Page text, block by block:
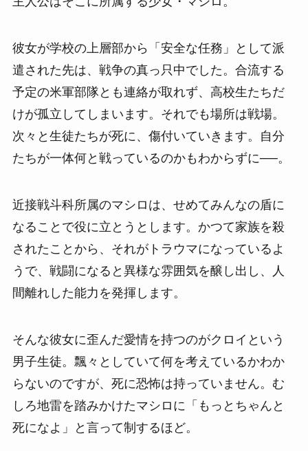
彼女が学校の上層部から「安全な任務」として派
遣された先は、戦争の真っ只中でした。合流する
予定の米軍部隊とも連絡が取れず、高校生たちだ
けが孤立してしまいます。それでも場所は戦場。
次々と生徒たちが死に、傷付いていきます。自分
たちが一体何と戦っているのかもわからずに──。
近接戦斗科所属のマシロは、せめてみんなの盾に
なることで役に立とうとします。かつて家族を殺
されたことから、それがトラウマになっているよ
うで、戦闘になると異様な雰囲気を醸し出し、人
間離れした能力を発揮します。
そんな彼女に歪んだ愛情を持つのがクロイという
男子生徒。飄々としていて何を考えているかわか
らないのですが、死に恐怖は持っていません。む
しろ地雷を踏みかけたマシロに「もっとちゃんと
死になよ」と言って制するほど。